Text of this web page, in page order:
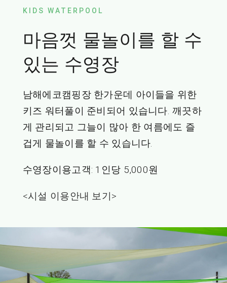
KIDS WATERPOOL
마음껏 물놀이를 할 수
있는 수영장
남해에코캠핑장 한가운데 아이들을 위한
키즈 워터풀이 준비되어 있습니다. 깨끗하
게 관리되고 그늘이 많아 한 여름에도 즐
겁게 물놀이를 할 수 있습니다.
수영장이용고객: 1인당 5,000원
<시설 이용안내 보기>